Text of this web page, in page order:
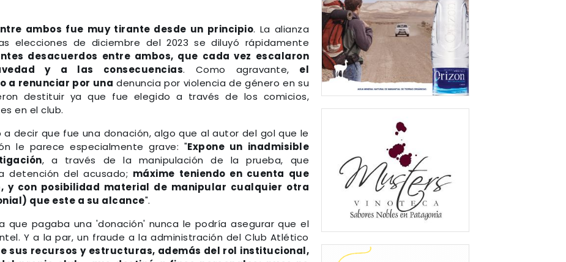
ambos fue muy tirante desde un principio. La alianza
elecciones de diciembre del 2023 se diluyó rápidamente
desacuerdos entre ambos, que cada vez escalaron
y a las consecuencias. Como agravante, el
a renunciar por una denuncia por violencia de género en su
destituir ya que fue elegido a través de los comicios,
en el club.
decir que fue una donación, algo que al autor del gol que le
le parece especialmente grave: "Expone un inadmisible
, a través de la manipulación de la prueba, que
detención del acusado; máxime teniendo en cuenta que
y con posibilidad material de manipular cualquier otra
que este a su alcance".
que pagaba una 'donación' nunca le podría asegurar que el
Y a la par, un fraude a la administración del Club Atlético
sus recursos y estructuras, además del rol institucional,